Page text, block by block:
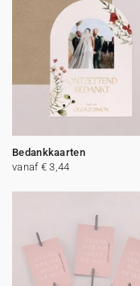
Bedankkaarten
vanaf € 3,44